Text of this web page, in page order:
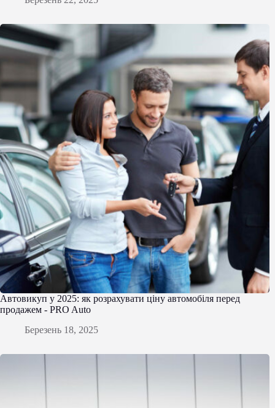
Автовикуп у 2025: як розрахувати ціну автомобіля перед
продажем - PRO Auto
Березень 18, 2025